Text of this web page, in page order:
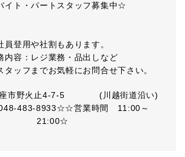
イト・パートスタッフ募集中☆
員登用や社割もあります。
内容：レジ業務・品出しなど
タッフまでお気軽にお問合せ下さい。
市野火止4-7-5 (川越街道沿い)
483-8933☆☆営業時間 11:00～
21:00☆